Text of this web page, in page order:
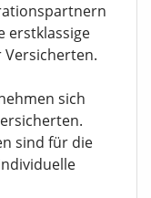
erstklassige
sich
sind für die